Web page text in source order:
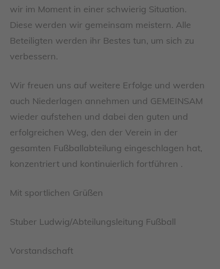
wir im Moment in einer schwierig Situation.
Diese werden wir gemeinsam meistern. Alle
Beteiligten werden ihr Bestes tun, um sich zu
verbessern.
Wir freuen uns auf weitere Erfolge und werden
auch Niederlagen annehmen und GEMEINSAM
wieder aufstehen und dabei den guten und
erfolgreichen Weg, den der Verein in der
gesamten Fußballabteilung eingeschlagen hat,
konzentriert und kontinuierlich fortführen .
Mit sportlichen Grüßen
Stuber Ludwig/Abteilungsleitung Fußball
Vorstandschaft